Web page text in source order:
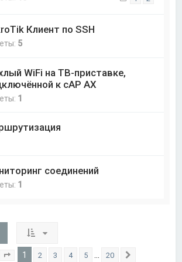
Клиент по SSH
5
WiFi на ТВ-приставке,
к cAP AX
1
соединений
1
Страница из 20
1 2 3 4 5 20